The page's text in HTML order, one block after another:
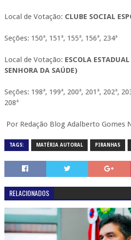
Local de Votação: CLUBE SOCIAL
Seções: 150ª, 151ª, 155ª, 156ª, 234ª
Local de Votação: ESCOLA
SENHORA DA SAÚDE)
Seções: 198ª, 199ª, 200ª, 201ª, 202ª,
208ª
Por Redação Blog Adalberto Gomes
TAGS: MATÉRIA AUTORAL PIRANHAS
RELACIONADOS